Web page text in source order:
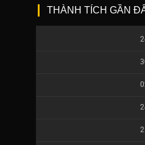
THÀNH TÍCH GẦN